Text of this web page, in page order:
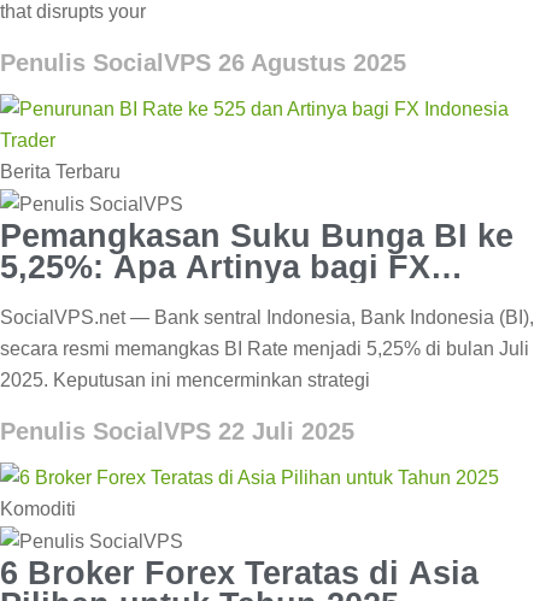
that disrupts your
Penulis SocialVPS 26 Agustus 2025
Berita Terbaru
Pemangkasan Suku Bunga BI ke
5,25%: Apa Artinya bagi FX
SocialVPS.net — Bank sentral Indonesia, Bank Indonesia (BI),
secara resmi memangkas BI Rate menjadi 5,25% di bulan Juli
2025. Keputusan ini mencerminkan strategi
Penulis SocialVPS 22 Juli 2025
Komoditi
6 Broker Forex Teratas di Asia